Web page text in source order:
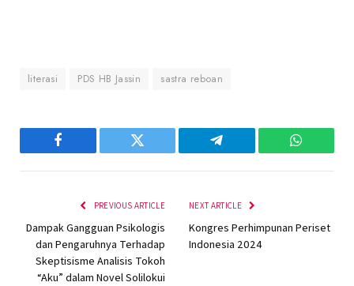
literasi PDS HB Jassin sastra reboan
Facebook Twitter Telegram
PREVIOUS ARTICLE
Dampak Gangguan Psikologis
dan Pengaruhnya Terhadap
Skeptisisme Analisis Tokoh
“Aku” dalam Novel Solilokui
NEXT ARTICLE
Kongres Perhimpunan Periset
Indonesia 2024